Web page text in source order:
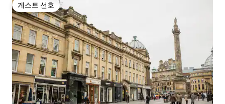
게스트 선호
게스트 선호